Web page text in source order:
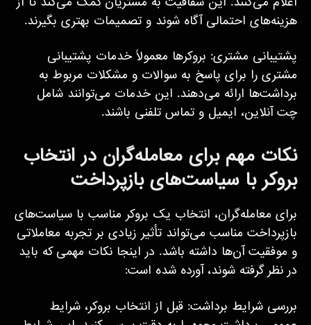
هزینه‌های احتمالی آگاه شوند و تصمیمات بهتری بگیرند.
پشتیبانی مشتری: بروکرها معمولاً خدمات پشتیبانی
مشتری را برای پاسخ به سوالات و مشکلات مربوط به
برداشت‌ها ارائه می‌دهند. این خدمات می‌توانند شامل
چت آنلاین، ایمیل و تماس تلفنی باشند.
نکات مهم برای معامله‌گران در انتخاب
بروکر با سیاست‌های بازپرداخت
برای معامله‌گران، انتخاب یک بروکر مناسب با سیاست‌های
بازپرداخت مناسب می‌تواند تأثیر زیادی بر تجربه معاملاتی
و موفقیت آن‌ها داشته باشد. در اینجا نکات مهمی که باید
در نظر گرفته شوند، آورده شده است:
بررسی شرایط برداشت: قبل از انتخاب بروکر، شرایط